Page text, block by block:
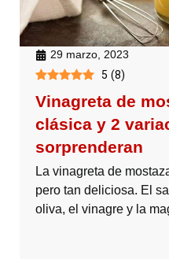
29 marzo, 2023
5 (8)
Vinagreta de
clásica y 2
sorprenderan
La vinagreta de
pero tan deliciosa. El
oliva, el vinagre y la